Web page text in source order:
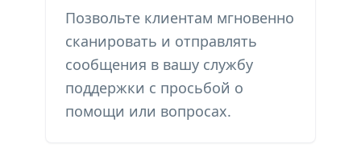
Позвольте клиентам мгновенно
сканировать и отправлять
сообщения в вашу службу
поддержки с просьбой о
помощи или вопросах.